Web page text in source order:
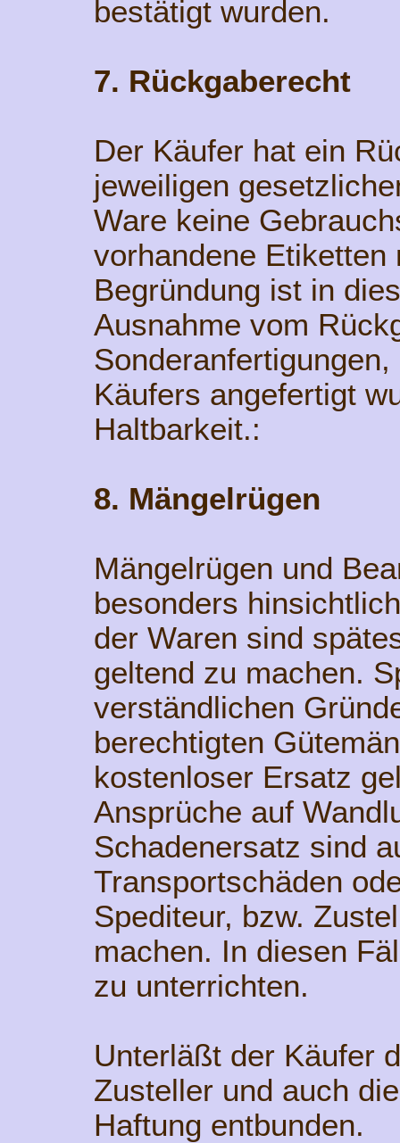
bestätigt wurden.
7. Rückgaberecht
Der Käufer hat ein
jeweiligen
Ware keine
vorhandene
Begründung ist in
Ausnahme vom
Käufers angefertigt
Haltbarkeit.:
8. Mängelrügen
Mängelrügen und
besonders
der Waren sind
geltend zu machen.
verständlichen
berechtigten
kostenloser Ersatz
Ansprüche auf
Schadenersatz sind
Transportschäden
Spediteur, bzw.
machen. In diesen
zu unterrichten.
Unterläßt der Käufer
Zusteller und auch
Haftung entbunden.